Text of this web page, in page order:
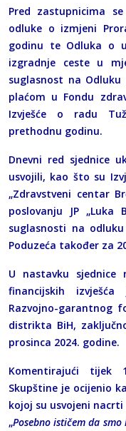
Pred zastupnicima
odluke o izmjeni
godinu te Odluka o
izgradnje ceste u
suglasnost na
plaćom u Fondu
Izvješće o radu
prethodnu godinu.
Dnevni red sjednice
usvojili, kao što su
„Zdravstveni centar
poslovanju JP „Luka
suglasnosti na
Poduzeća također za
U nastavku
financijskih izvješća
Razvojno-garantnog
distrikta BiH,
prosinca 2024. godine.
Komentirajući tijek
Skupštine je ocijenio
kojoj su usvojeni
„Posebno ističem da